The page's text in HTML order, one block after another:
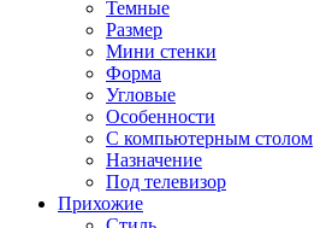
Темные
Размер
Мини стенки
Форма
Угловые
Особенности
С компьютерным столом
Назначение
Под телевизор
Прихожие